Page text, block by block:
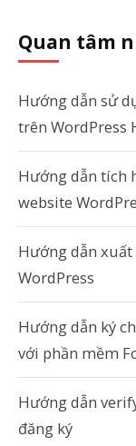
Quan tâm
Hướng dẫn sử
trên WordPress
Hướng dẫn tích
website
Hướng dẫn xuất
WordPress
Hướng dẫn ký
với phần mềm
Hướng dẫn
đăng ký